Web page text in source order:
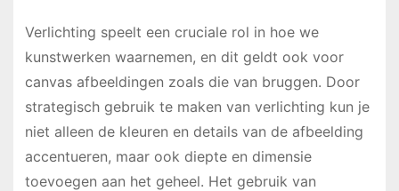
Verlichting speelt een cruciale rol in hoe we
kunstwerken waarnemen, en dit geldt ook voor
canvas afbeeldingen zoals die van bruggen. Door
strategisch gebruik te maken van verlichting kun je
niet alleen de kleuren en details van de afbeelding
accentueren, maar ook diepte en dimensie
toevoegen aan het geheel. Het gebruik van